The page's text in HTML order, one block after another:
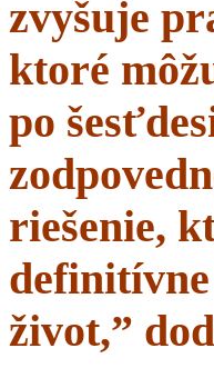
zvyšuje
ktoré
po
riešenie,
život,”